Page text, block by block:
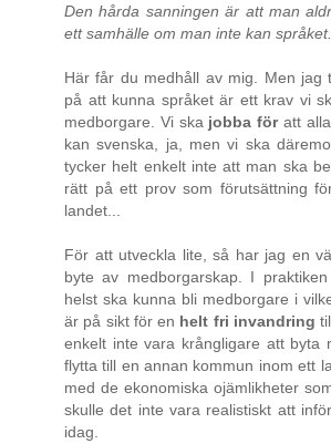
Den hårda sanningen är att man
ett samhälle om man inte kan språket.
Här får du medhåll av mig. Men jag
på att kunna språket är ett krav vi
medborgare. Vi ska jobba föratt alla
kan svenska, ja, men vi ska
tycker helt enkelt inte att man ska
rätt på ett prov som förutsättning
landet...
För att utveckla lite, så har jag en
byte av medborgarskap. I
helst ska kunna bli medborgare i
är på sikt för en helt fri invandring
enkelt inte vara krångligare att byta
flytta till en annan kommun inom ett
med de ekonomiska ojämlikheter
skulle det inte vara realistiskt att
idag.